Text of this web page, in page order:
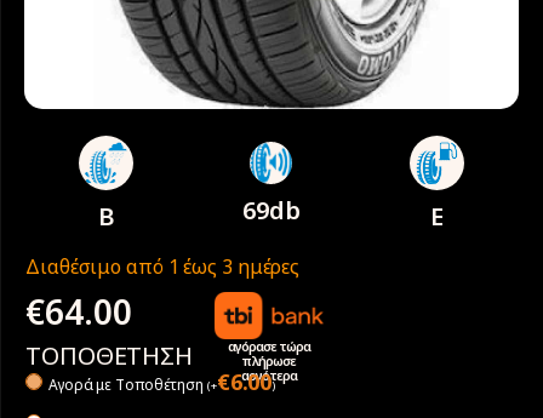
B 69db E
Διαθέσιμο από 1 έως 3 ημέρες
€64.00
αγόρασε τώρα
πλήρωσε
αργότερα
ΤΟΠΟΘΕΤΗΣΗ
Αγορά με Tοποθέτηση (+€6.00)